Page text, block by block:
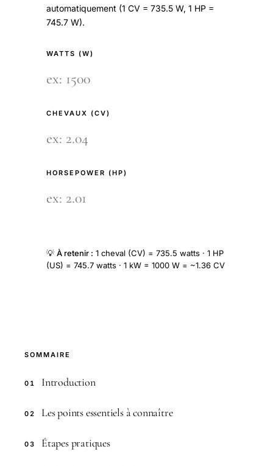
automatiquement (1 CV = 735.5 W, 1 HP =
745.7 W).
WATTS (W)
CHEVAUX (CV)
HORSEPOWER (HP)
💡 À retenir : 1 cheval (CV) = 735.5 watts · 1 HP
(US) = 745.7 watts · 1 kW = 1000 W = ~1.36 CV
SOMMAIRE
01 Introduction
02 Les points essentiels à connaître
03 Étapes pratiques